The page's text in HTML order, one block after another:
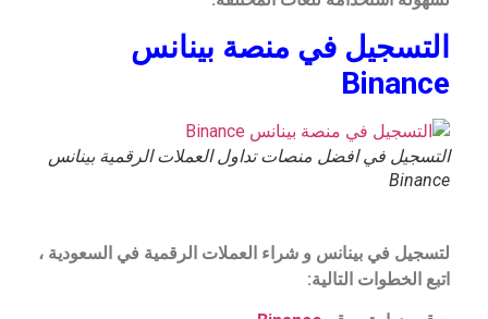
التسجيل في منصة بينانس
Binance
التسجيل في افضل منصات تداول العملات الرقمية بينانس
Binance
لتسجيل في بينانس و شراء العملات الرقمية في السعودية ،
اتبع الخطوات التالية: